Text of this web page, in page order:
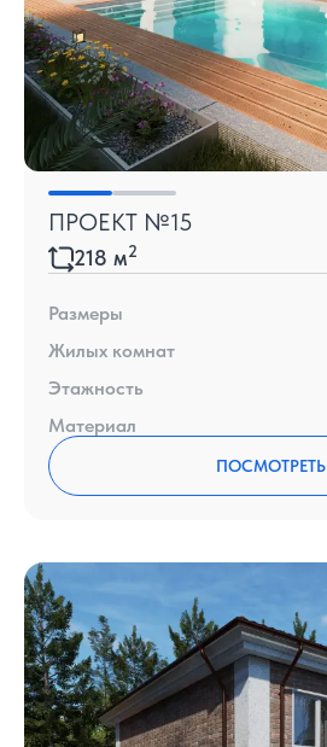
ПРОЕКТ №15
218 м2
Размеры
Жилых комнат
Этажность
Материал
ПОСМОТРЕТЬ